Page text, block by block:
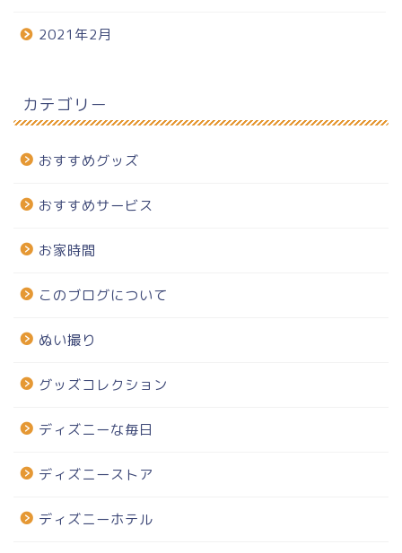
2021年2月
カテゴリー
おすすめグッズ
おすすめサービス
お家時間
このブログについて
ぬい撮り
グッズコレクション
ディズニーな毎日
ディズニーストア
ディズニーホテル